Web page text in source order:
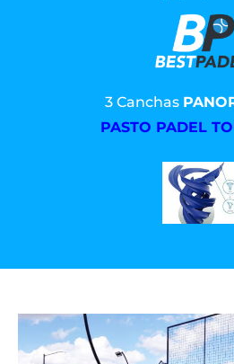
3 Canchas
PASTO PADEL